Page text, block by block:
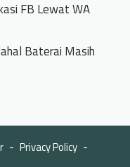
FB Lewat WA
Baterai Masih
Privacy Policy